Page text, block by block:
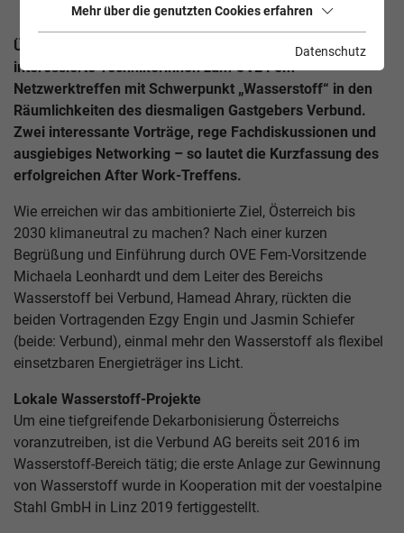
Über den Dächern Wiens trafen sich am 21. Juni
interessierte Technikerinnen zum OVE Fem-
Netzwerktreffen mit Schwerpunkt „Wasserstoff“ in den
Räumlichkeiten des diesmaligen Gastgebers Verbund.
Zwei interessante Vorträge, rege Fachdiskussionen und
ausgiebiges Networking – so lautet die Kurzfassung des
erfolgreichen After Work-Treffens.
Wie erreichen wir das ambitionierte Ziel, Österreich bis
2030 klimaneutral zu machen? Nach einer kurzen
Begrüßung und Einführung durch OVE Fem-Vorsitzende
Michaela Leonhardt und dem Leiter des Bereichs
Wasserstoff bei Verbund, Hamead Ahrary, rückten die
beiden Vortragenden Ezgy Engin und Jasmin Schiefer
(beide: Verbund), einmal mehr den Wasserstoff als flexibel
einsetzbaren Energieträger ins Licht.
Lokale Wasserstoff-Projekte
Um eine tiefgreifende Dekarbonisierung Österreichs
voranzutreiben, ist die Verbund AG bereits seit 2016 im
Wasserstoff-Bereich tätig; die erste Anlage zur Gewinnung
von Wasserstoff wurde in Kooperation mit der voestalpine
Stahl GmbH in Linz 2019 fertiggestellt.
Mehr über die genutzten Cookies erfahren
Datenschutz